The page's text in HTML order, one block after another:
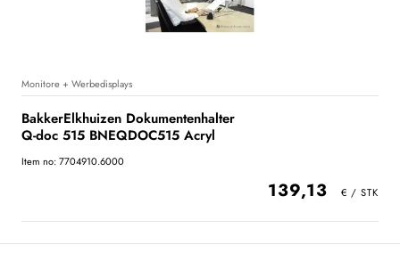
Monitore + Werbedisplays
BakkerElkhuizen Dokumentenhalter
Q-doc 515 BNEQDOC515 Acryl
Item no: 7704910.6000
139,13